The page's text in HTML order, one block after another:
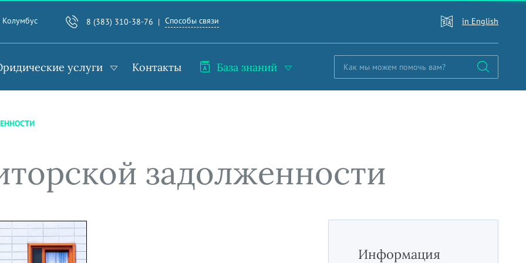
Колумбус 8 (383) 310-38-76 Способы связи in English
услуги Контакты База знаний
задолженности
Информация